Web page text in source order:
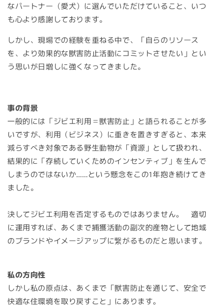
なパートナー（愛犬）に選んでいただけていること、いつ
も心より感謝しております。
しかし、現場での経験を重ねる中で、「自らのリソース
を、より効果的な獣害防止活動にコミットさせたい」とい
う思いが日増しに強くなってきました。
事の背景
一般的には「ジビエ利用＝獣害防止」と語られることが多
いですが、利用（ビジネス）に重きを置きすぎると、本来
減らすべき対象である野生動物が「資源」として扱われ、
結果的に「存続していくためのインセンティブ」を生んで
しまうのではないか……という懸念をこの1年抱き続けてき
ました。
決してジビエ利用を否定するものではありません。 適切
に運用すれば、あくまで捕獲活動の副次的産物として地域
のブランドやイメージアップに繋がるものだと思います。
私の方向性
しかし私の原点は、あくまで「獣害防止を通じて、安全で
快適な住環境を取り戻すこと」にあります。